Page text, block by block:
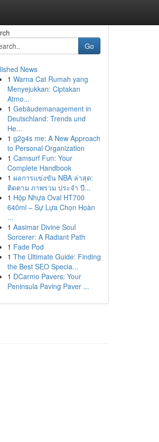
Go
News
1 Warna Cat Rumah yang
Menyejukkan: Ciptakan
Atmo...
1 Gebäudemanagement in
Deutschland: Trends und
He...
1 g2g4s me: A New Approach
to Personal Organization
1 Camsurf Fun: Your
Complete Handbook
1 ผลการแข่งขัน NBA ล่าสุด:
ติดตาม ภาพรวม ประจำ ปี...
1 Hộp Nhựa Oval HT700
640ml – Sự Lựa Chọn Hoàn
...
1 Aasimar Divine Soul
Sorcerer: A Radiant Path
1 Fade Pod
1 The Ultimate Guide: Finding
the Best SEO Specia...
1 DCarmo Pavers: Your
Peninsula Paving Paver ...